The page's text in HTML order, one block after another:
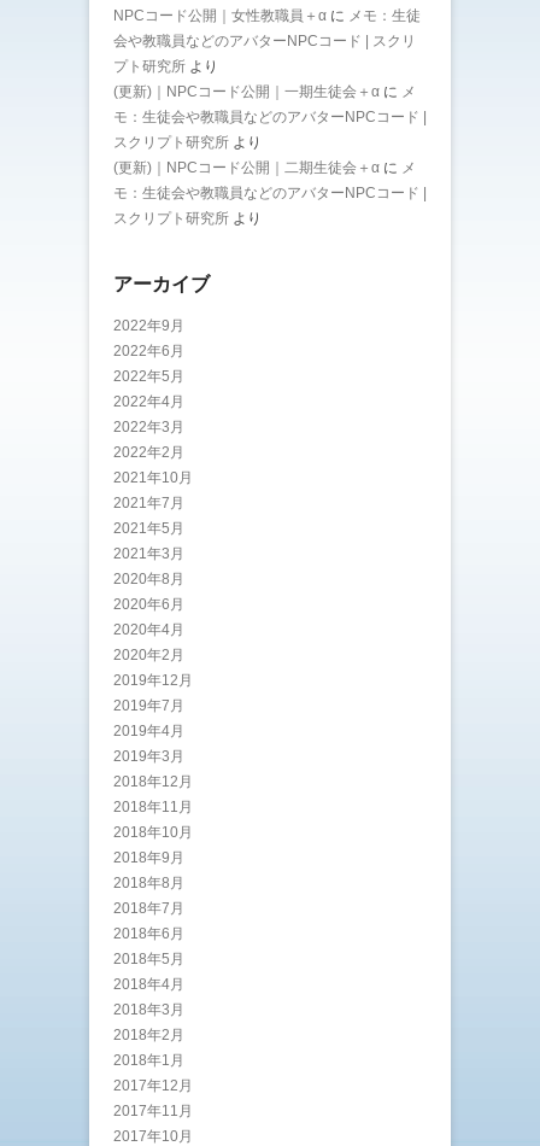
NPCコード公開｜女性教職員＋α に メモ：生徒
会や教職員などのアバターNPCコード | スクリ
プト研究所 より
(更新)｜NPCコード公開｜一期生徒会＋α に メ
モ：生徒会や教職員などのアバターNPCコード |
スクリプト研究所 より
(更新)｜NPCコード公開｜二期生徒会＋α に メ
モ：生徒会や教職員などのアバターNPCコード |
スクリプト研究所 より
アーカイブ
2022年9月
2022年6月
2022年5月
2022年4月
2022年3月
2022年2月
2021年10月
2021年7月
2021年5月
2021年3月
2020年8月
2020年6月
2020年4月
2020年2月
2019年12月
2019年7月
2019年4月
2019年3月
2018年12月
2018年11月
2018年10月
2018年9月
2018年8月
2018年7月
2018年6月
2018年5月
2018年4月
2018年3月
2018年2月
2018年1月
2017年12月
2017年11月
2017年10月